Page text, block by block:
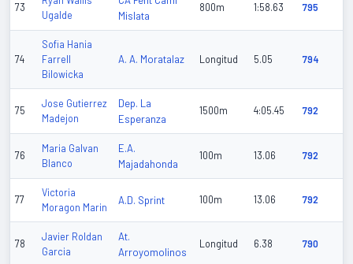
73
Ugalde
Mislata
800m 1:58.63 795
74
Sofia Hania
Farrell
Bilowicka
A. A. Moratalaz Longitud 5.05 794
75
Jose Gutierrez
Madejon
Dep. La
Esperanza
1500m 4:05.45 792
76
Maria Galvan
Blanco
E.A.
Majadahonda
100m 13.06 792
77
Victoria
Moragon Marin
A.D. Sprint 100m 13.06 792
78
Javier Roldan
Garcia
At.
Arroyomolinos
Longitud 6.38 790